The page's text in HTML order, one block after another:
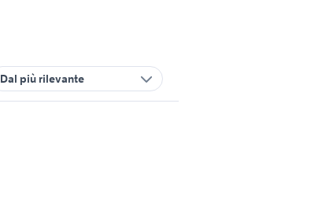
Dal più rilevante